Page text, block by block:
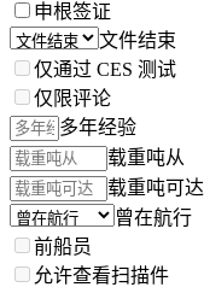
申根签证
文件结束
仅通过 CES 测试
仅限评论
多年经验
载重吨从
载重吨可达
曾在航行
前船员
允许查看扫描件